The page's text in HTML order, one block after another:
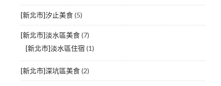
[新北市]汐止美食(5)
[新北市]淡水區美食(7)
[新北市]淡水區住宿 (1)
[新北市]深坑區美食(2)